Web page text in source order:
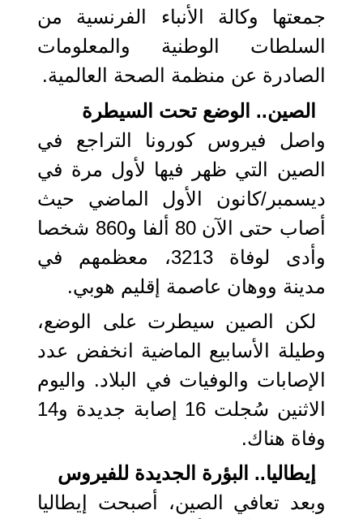
جمعتها وكالة الأنباء الفرنسية من
السلطات الوطنية والمعلومات
الصادرة عن منظمة الصحة العالمية.
الصين.. الوضع تحت السيطرة
واصل فيروس كورونا التراجع في
الصين التي ظهر فيها لأول مرة في
ديسمبر/كانون الأول الماضي حيث
أصاب حتى الآن 80 ألفا و860 شخصا
وأدى لوفاة 3213، معظمهم في
مدينة ووهان عاصمة إقليم هوبي.
لكن الصين سيطرت على الوضع،
وطيلة الأسابيع الماضية انخفض عدد
الإصابات والوفيات في البلاد. واليوم
الاثنين سُجلت 16 إصابة جديدة و14
وفاة هناك.
إيطاليا.. البؤرة الجديدة للفيروس
وبعد تعافي الصين، أصبحت إيطاليا